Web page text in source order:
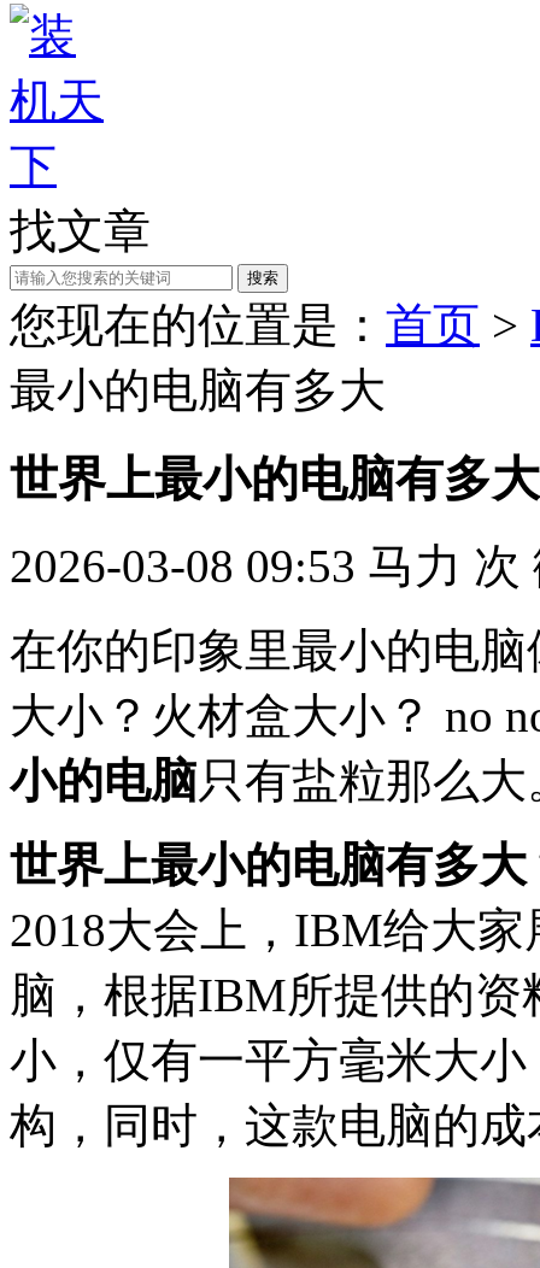
找文章
搜索
您现在的位置是： 首页 >
最小的电脑有多大
世界上最小的电脑有多大
2026-03-08 09:53 马力 次
在你的印象里最小的电
大小？火材盒大小？ no
小的电脑只有盐粒那么大
世界上最小的电脑有多大
2018大会上，IBM给大
脑，根据IBM所提供的
小，仅有一平方毫米大
构，同时，这款电脑的